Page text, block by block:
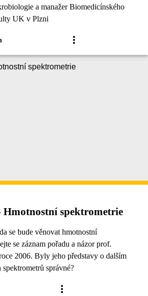
a manažer Biomedicínského
UK v Plzni
Hmotnostní spektrometrie
se bude věnovat hmotnostní
se záznam pořadu a názor prof.
2006. Byly jeho představy o dalším
správné?